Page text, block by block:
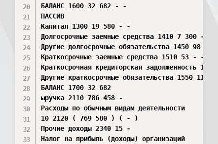
БАЛАНС 1600 32 682 - -
ПАССИВ
Капитал 1300 19 580 - -
Долгосрочные заемные средства 1410 7 300 - -
Другие долгосрочные обязательства 1450 98 - -
Краткосрочные заемные средства 1510 53 - -
Краткосрочная кредиторская задолженность
Другие краткосрочные обязательства 1550 11 -
БАЛАНС 1700 32 682
ыручка 2110 786 458 -
Расходы по обычным видам деятельности
10 2120 ( 769 580 ) ( - )
Прочие доходы 2340 15 -
Налог на прибыль (доходы) организаций